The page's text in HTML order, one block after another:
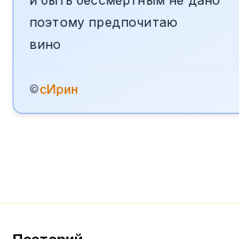
поэтому предпочитаю
вино
©сИрин